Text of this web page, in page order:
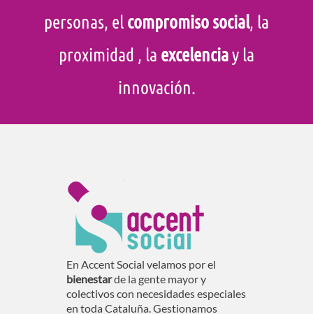
personas, el compromiso social, la
proximidad , la excelenciay la
innovación.
En Accent Social velamos por el
bienestarde la gente mayor y
colectivos con necesidades especiales
en toda Cataluña. Gestionamos